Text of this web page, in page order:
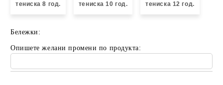
тениска 8 год. тениска 10 год. тениска 12 год.
Бележки:
Опишете желани промени по продукта: